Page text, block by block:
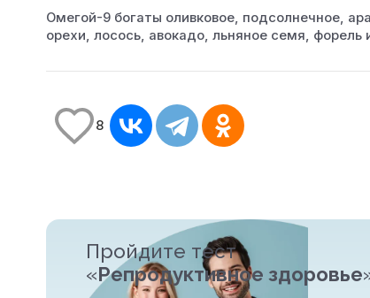
Омегой-9 богаты оливковое, подсолнечное,
орехи, лосось, авокадо, льняное семя, форель
8
Пройдите тест
«Репродуктивное здоровье